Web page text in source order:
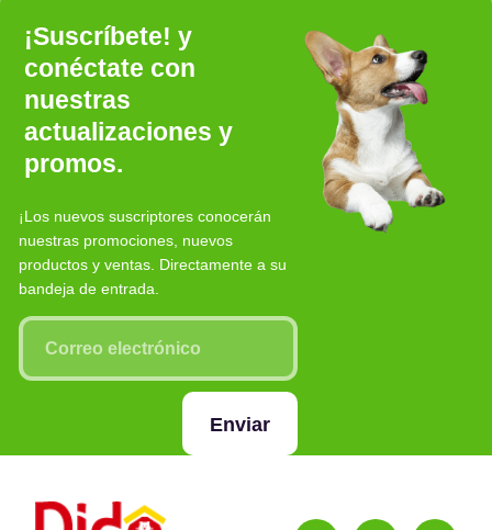
¡Suscríbete! y
conéctate con
nuestras
actualizaciones y
promos.
¡Los nuevos suscriptores conocerán
nuestras promociones, nuevos
productos y ventas. Directamente a su
bandeja de entrada.
Enviar